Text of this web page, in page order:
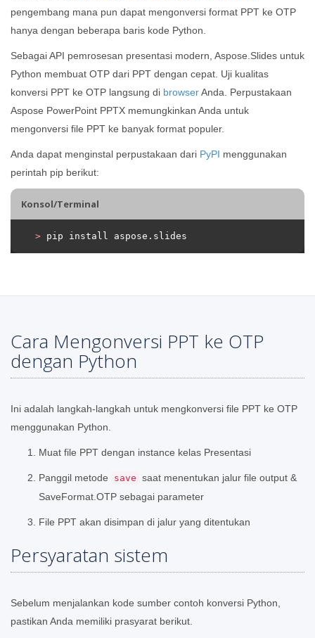
pengembang mana pun dapat mengonversi format PPT ke OTP
hanya dengan beberapa baris kode Python.
Sebagai API pemrosesan presentasi modern, Aspose.Slides untuk
Python membuat OTP dari PPT dengan cepat. Uji kualitas
konversi PPT ke OTP langsung di browserAnda. Perpustakaan
Aspose PowerPoint PPTX memungkinkan Anda untuk
mengonversi file PPT ke banyak format populer.
Anda dapat menginstal perpustakaan dari PyPI menggunakan
perintah pip berikut:
Konsol/Terminal
> pip install aspose.slides
Cara Mengonversi PPT ke OTP
dengan Python
Ini adalah langkah-langkah untuk mengkonversi file PPT ke OTP
menggunakan Python.
Muat file PPT dengan instance kelas Presentasi
Panggil metode save saat menentukan jalur file output &
SaveFormat.OTP sebagai parameter
File PPT akan disimpan di jalur yang ditentukan
Persyaratan sistem
Sebelum menjalankan kode sumber contoh konversi Python,
pastikan Anda memiliki prasyarat berikut.